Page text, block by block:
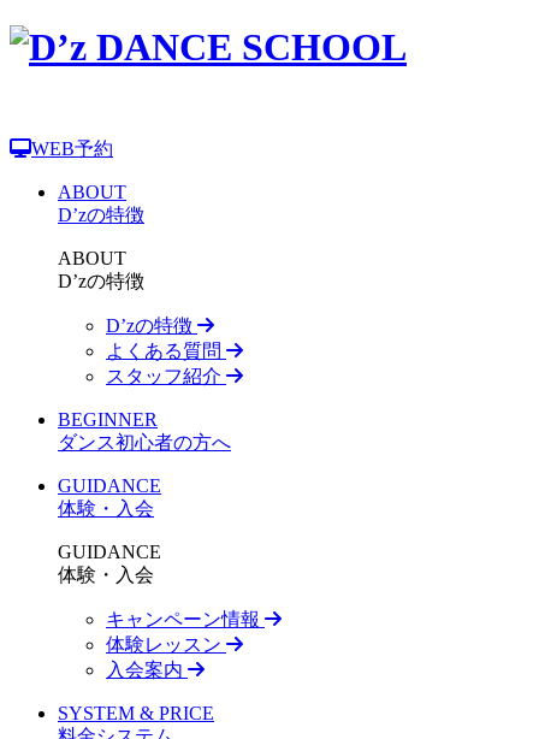
WEB予約
ABOUT
D’zの特徴
ABOUT
D’zの特徴
D’zの特徴
よくある質問
スタッフ紹介
BEGINNER
ダンス初心者の方へ
GUIDANCE
体験・入会
GUIDANCE
体験・入会
キャンペーン情報
体験レッスン
入会案内
SYSTEM & PRICE